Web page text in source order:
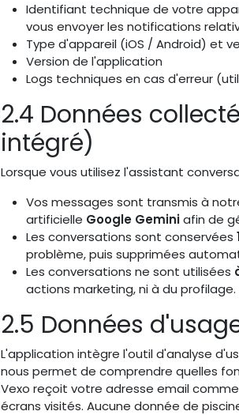
Identifiant technique de votre
vous envoyer les notifications
Type d'appareil (iOS / Android) et
Version de l'application
Logs techniques en cas d'erreur
2.4 Données
intégré)
Lorsque vous utilisez l'assistant
Vos messages sont transmis à
artificielle Google Geminiafin de
Les conversations sont conservées
problème, puis supprimées
Les conversations ne sont utilisées
actions marketing, ni à du profilage.
2.5 Données
L'application intègre l'outil d'analyse
nous permet de comprendre quelles
Vexo reçoit votre adresse email
écrans visités. Aucune donnée de